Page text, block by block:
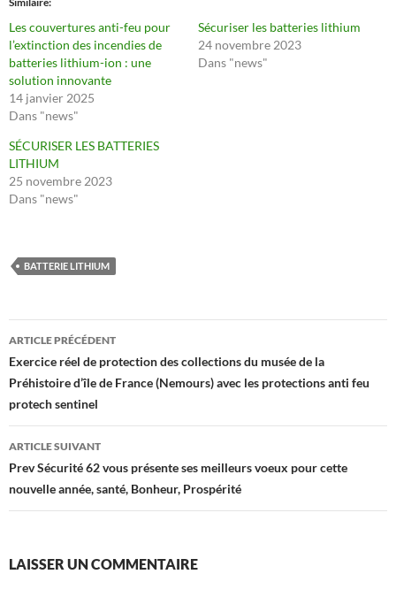
Les couvertures anti-feu pour
l’extinction des incendies de
batteries lithium-ion : une
solution innovante
14 janvier 2025
Dans "news"
Sécuriser les batteries lithium
24 novembre 2023
Dans "news"
SÉCURISER LES BATTERIES
LITHIUM
25 novembre 2023
Dans "news"
BATTERIE LITHIUM
Navigation
des
articles
ARTICLE PRÉCÉDENT
Exercice réel de protection des collections du musée de la
Préhistoire d’île de France (Nemours) avec les protections anti feu
protech sentinel
ARTICLE SUIVANT
Prev Sécurité 62 vous présente ses meilleurs voeux pour cette
nouvelle année, santé, Bonheur, Prospérité
LAISSER UN COMMENTAIRE